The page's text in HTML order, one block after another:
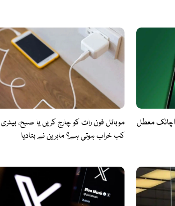
اچانک معطل
موبائل فون رات کو چارج کریں یا صبح، بیٹری
کب خراب ہوتی ہے؟ ماہرین نے بتادیا